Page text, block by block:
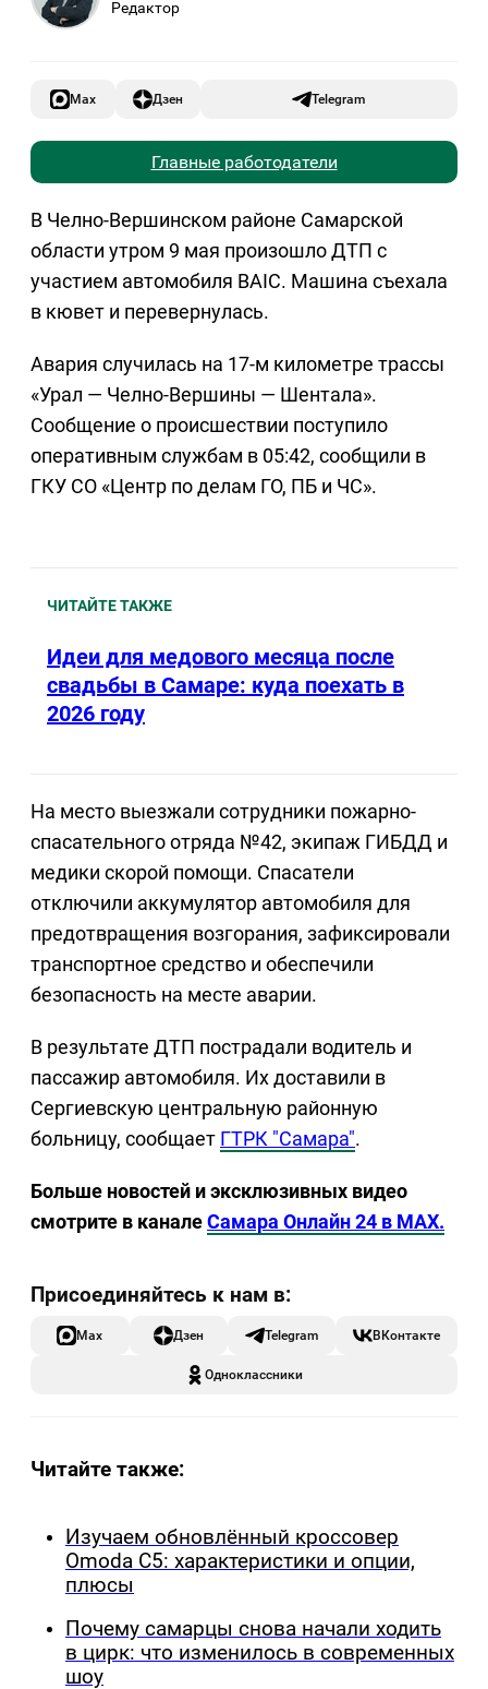
Редактор
Max Дзен Telegram
Главные работодатели
В Челно-Вершинском районе Самарской
области утром 9 мая произошло ДТП с
участием автомобиля BAIC. Машина съехала
в кювет и перевернулась.
Авария случилась на 17-м километре трассы
«Урал — Челно-Вершины — Шентала».
Сообщение о происшествии поступило
оперативным службам в 05:42, сообщили в
ГКУ СО «Центр по делам ГО, ПБ и ЧС».
ЧИТАЙТЕ ТАКЖЕ
Идеи для медового месяца после
свадьбы в Самаре: куда поехать в
2026 году
На место выезжали сотрудники пожарно-
спасательного отряда №42, экипаж ГИБДД и
медики скорой помощи. Спасатели
отключили аккумулятор автомобиля для
предотвращения возгорания, зафиксировали
транспортное средство и обеспечили
безопасность на месте аварии.
В результате ДТП пострадали водитель и
пассажир автомобиля. Их доставили в
Сергиевскую центральную районную
больницу, сообщает ГТРК "Самара".
Больше новостей и эксклюзивных видео
смотрите в каналеСамара Онлайн 24 в MAX.
Max Дзен Telegram ВКонтакте
Одноклассники
Читайте также:
Изучаем обновлённый кроссовер
Omoda C5: характеристики и опции,
плюсы
Почему самарцы снова начали ходить
в цирк: что изменилось в современных
шоу